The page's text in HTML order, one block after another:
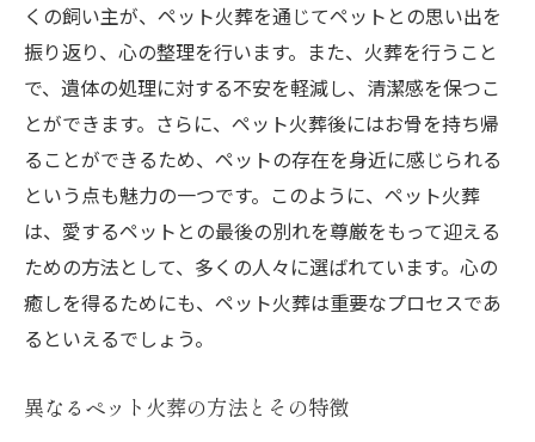
感情を癒すためのペット火葬の意義
別れを前向きに捉えるためのペット火葬
心の中のペットを大切にする火葬のプロセ
ス
ペット火葬がもたらす自分自身との向き合
ペット火葬を通じて得る新たな気づき
ペット火葬のプロセスで大切な思い出を共有す
る
のポイント
くの飼い主が、ペット火葬を通じてペットとの思い出を
振り返り、心の整理を行います。また、火葬を行うこと
で、遺体の処理に対する不安を軽減し、清潔感を保つこ
とができます。さらに、ペット火葬後にはお骨を持ち帰
ることができるため、ペットの存在を身近に感じられる
という点も魅力の一つです。このように、ペット火葬
は、愛するペットとの最後の別れを尊厳をもって迎える
ための方法として、多くの人々に選ばれています。心の
癒しを得るためにも、ペット火葬は重要なプロセスであ
るといえるでしょう。
異なるペット火葬の方法とその特徴